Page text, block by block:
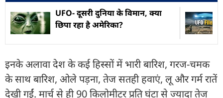
UFO- दूसरी दुनिया के विमान, क्या
छिपा रहा है अमेरिका?
इनके अलावा देश के कई हिस्सों में भारी बारिश, गरज-चमक
के साथ बारिश, ओले पड़ना, तेज सतही हवाएं, लू और गर्म रातें
देखी गईं. मार्च से ही 90 किलोमीटर प्रति घंटा से ज्यादा तेज